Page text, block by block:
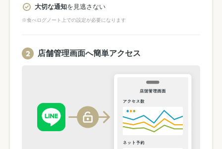
大切な通知を見逃さない
※食べログノート上での設定が必要になります
店舗管理画面へ簡単アクセス